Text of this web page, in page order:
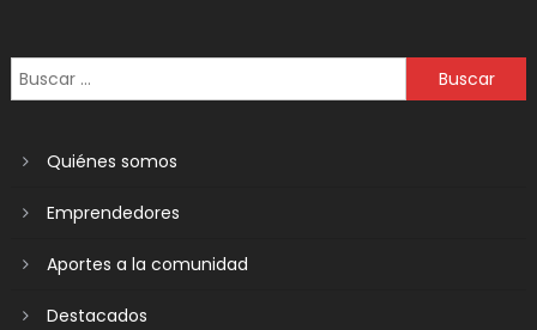
Quiénes somos
Emprendedores
Aportes a la comunidad
Destacados